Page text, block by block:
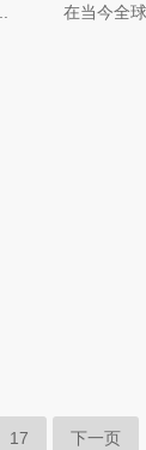
在当今全
17 下一页